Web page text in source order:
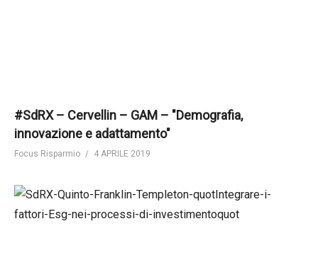
#SdRX – Cervellin – GAM – "Demografia,
innovazione e adattamento"
Focus Risparmio 4 APRILE 2019